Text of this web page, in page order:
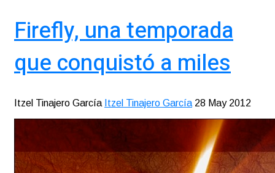
Firefly, una temporada
que conquistó a miles
Itzel Tinajero García Itzel Tinajero García 28 May 2012